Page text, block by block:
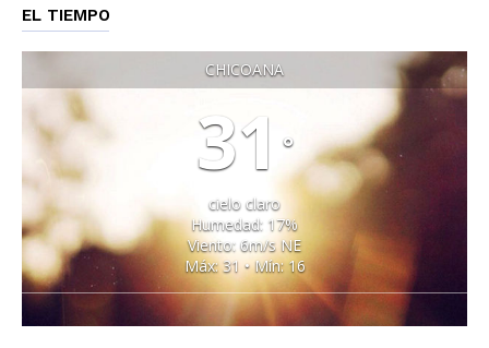
EL TIEMPO
CHICOANA
31 °
cielo claro
Humedad: 17%
Viento: 6m/s NE
Máx: 31 • Mín: 16